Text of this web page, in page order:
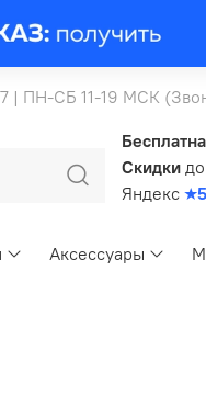
| ПН-СБ 11-19 МСК
Скидки
Яндекс
Аксессуары